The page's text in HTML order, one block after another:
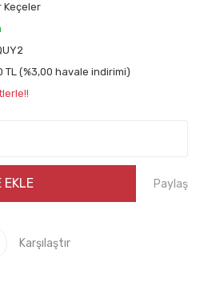
Keçeler
TL (%3,00 havale indirimi)
EKLE Paylaş
Karşılaştır